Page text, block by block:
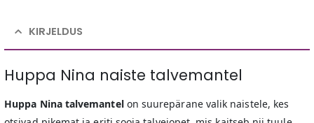
KIRJELDUS
Huppa Nina naiste talvemantel
Huppa Nina talvemantelon suurepärane valik naistele, kes